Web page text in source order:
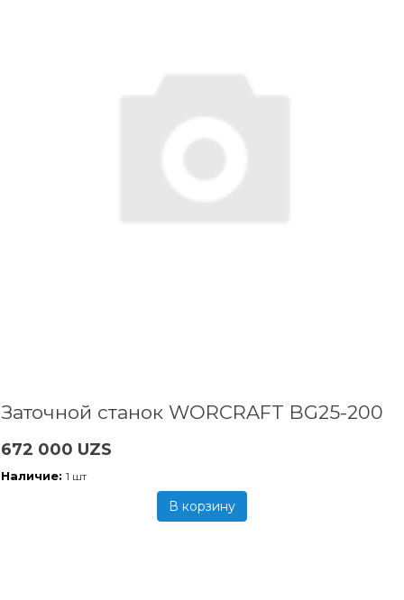
Заточной станок WORCRAFT BG25-200
672 000 UZS
Наличие: 1 шт
В корзину